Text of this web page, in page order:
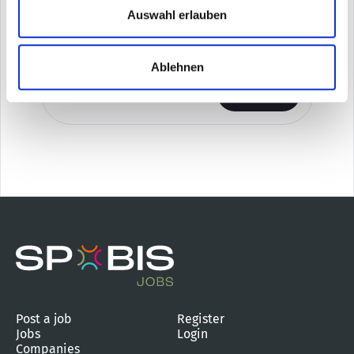
Auswahl erlauben
Ablehnen
Job-Newsletter
Post a job
Jobs
Companies
Register
Login